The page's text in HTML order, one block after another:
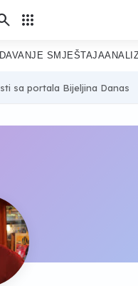
apps
SMJEŠTAJA
sa portala Bijeljina Danas